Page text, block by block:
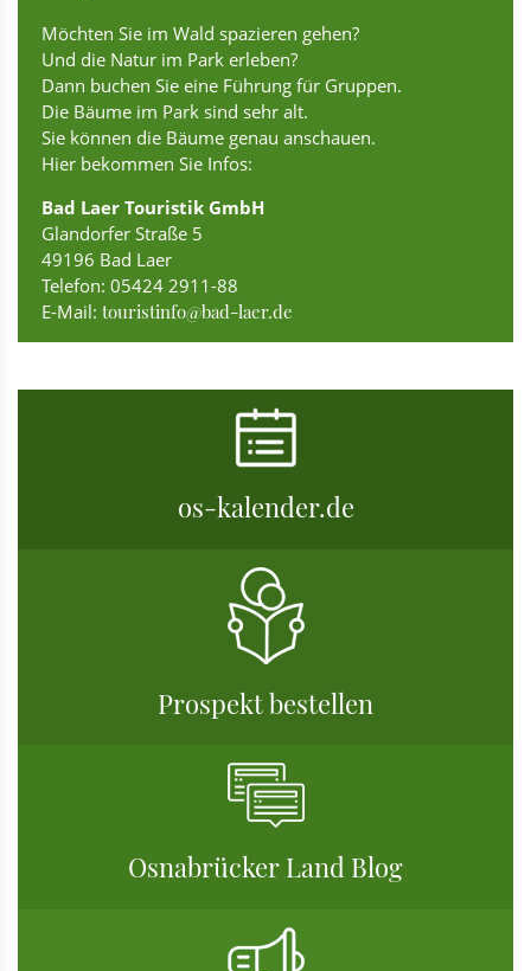
Möchten Sie im Wald spazieren gehen?
Und die Natur im Park erleben?
Dann buchen Sie eine Führung für Gruppen.
Die Bäume im Park sind sehr alt.
Sie können die Bäume genau anschauen.
Hier bekommen Sie Infos:
Bad Laer Touristik GmbH
Glandorfer Straße 5
49196 Bad Laer
Telefon: 05424 2911-88
E-Mail: touristinfo@bad-laer.de
os-kalender.de
Prospekt bestellen
Osnabrücker Land Blog